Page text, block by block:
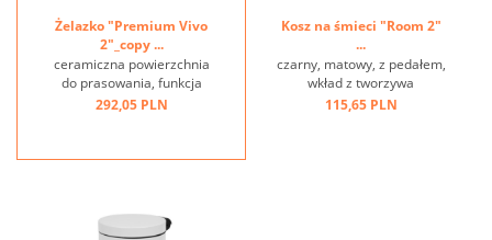
Żelazko "Premium Vivo
2"_copy ...
ceramiczna powierzchnia
do prasowania, funkcja
sprzyskiwania i pary,
292,05 PLN
Kosz na śmieci "Room 2"
...
czarny, matowy, z pedałem,
wkład z tworzywa
sztucznego, ring na spodzie
115,65 PLN